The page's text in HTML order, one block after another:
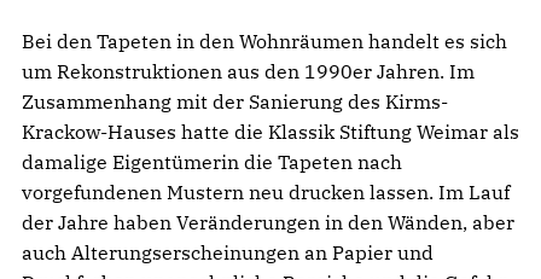
Bei den Tapeten in den Wohnräumen handelt es sich
um Rekonstruktionen aus den 1990er Jahren. Im
Zusammenhang mit der Sanierung des Kirms-
Krackow-Hauses hatte die Klassik Stiftung Weimar als
damalige Eigentümerin die Tapeten nach
vorgefundenen Mustern neu drucken lassen. Im Lauf
der Jahre haben Veränderungen in den Wänden, aber
auch Alterungserscheinungen an Papier und